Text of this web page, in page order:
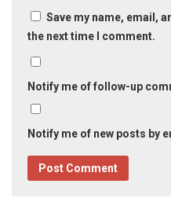
Save my name, email,
the next time I comment.
Notify me of follow-up
Notify me of new posts by